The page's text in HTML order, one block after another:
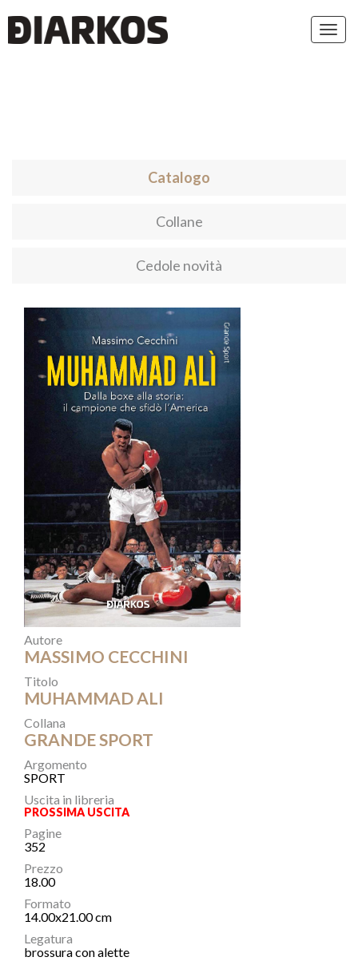
Catalogo
Collane
Cedole novità
Autore
MASSIMO CECCHINI
Titolo
MUHAMMAD ALI
Collana
GRANDE SPORT
Argomento
SPORT
Uscita in libreria
PROSSIMA USCITA
Pagine
352
Prezzo
18.00
Formato
14.00x21.00 cm
Legatura
brossura con alette